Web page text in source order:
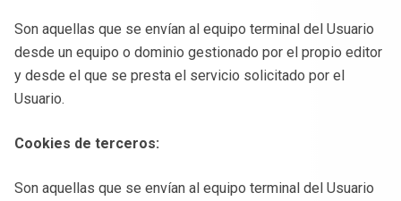
Son aquellas que se envían al equipo terminal del Usuario
desde un equipo o dominio gestionado por el propio editor
y desde el que se presta el servicio solicitado por el
Usuario.
Cookies de terceros:
Son aquellas que se envían al equipo terminal del Usuario